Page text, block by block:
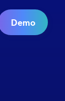
Demo